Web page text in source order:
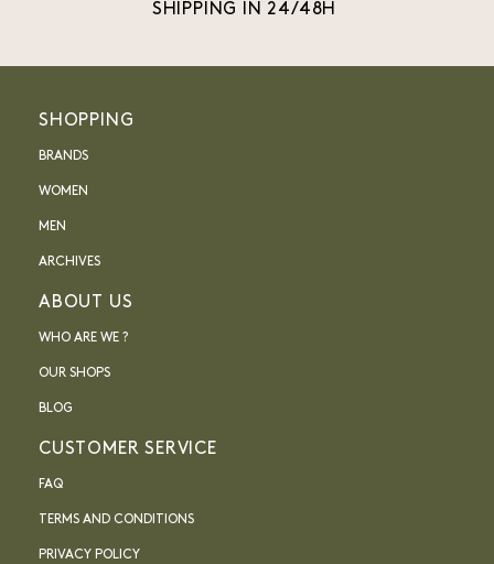
SHIPPING IN 24/48H
SHOPPING
BRANDS
WOMEN
MEN
ARCHIVES
ABOUT US
WHO ARE WE ?
OUR SHOPS
BLOG
CUSTOMER SERVICE
FAQ
TERMS AND CONDITIONS
PRIVACY POLICY